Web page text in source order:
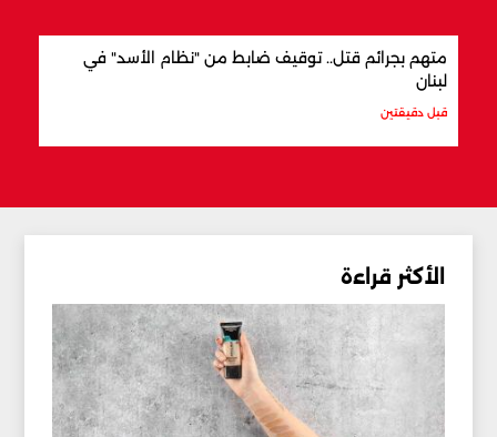
متهم بجرائم قتل.. توقيف ضابط من "نظام الأسد" في
لبنان
قبل دقيقتين
الأكثر قراءة